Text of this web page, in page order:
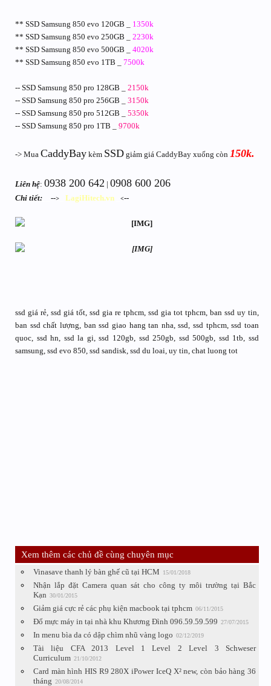
** SSD Samsung 850 evo 120GB _ 1350k
** SSD Samsung 850 evo 250GB _ 2230k
** SSD Samsung 850 evo 500GB _ 4020k
** SSD Samsung 850 evo 1TB _ 7500k
-- SSD Samsung 850 pro 128GB _ 2150k
-- SSD Samsung 850 pro 256GB _ 3150k
-- SSD Samsung 850 pro 512GB _ 5350k
-- SSD Samsung 850 pro 1TB _ 9700k
-> Mua CaddyBay kèm SSD giảm giá CaddyBay xuống còn 150k.
Liên hệ: 0938 200 642 | 0908 600 206
Chi tiết: --> LagiHitech.vn <--
ssd giá rẻ, ssd giá tốt, ssd gia re tphcm, ssd gia tot tphcm, ban ssd uy tin,
ban ssd chất lượng, ban ssd giao hang tan nha, ssd, ssd tphcm, ssd toan
quoc, ssd hn, ssd la gi, ssd 120gb, ssd 250gb, ssd 500gb, ssd 1tb, ssd
samsung, ssd evo 850, ssd sandisk, ssd du loai, uy tin, chat luong tot
Xem thêm các chủ đề cùng chuyên mục
Vinasave thanh lý bàn ghế cũ tại HCM 15/01/2018
Nhận lắp đặt Camera quan sát cho công ty môi trường tại Bắc
Kạn 30/01/2015
Giảm giá cực rẻ các phụ kiện macbook tại tphcm 06/11/2015
Đổ mực máy in tại nhà khu Khương Đình 096.59.59.599 27/07/2015
In menu bìa da có dập chìm nhũ vàng logo 02/12/2019
Tài liệu CFA 2013 Level 1 Level 2 Level 3 Schweser
Curriculum 21/10/2012
Card màn hình HIS R9 280X iPower IceQ X² new, còn bảo hàng 36
tháng 20/08/2014